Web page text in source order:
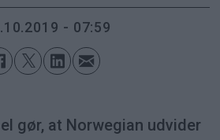
- 07:59
gør, at Norwegian udvider